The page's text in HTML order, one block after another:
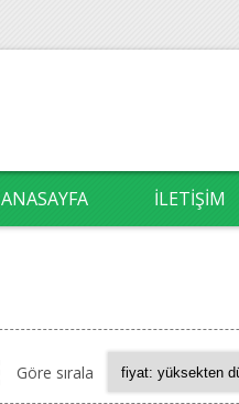
ANASAYFA İLETIŞIM
Göre sırala